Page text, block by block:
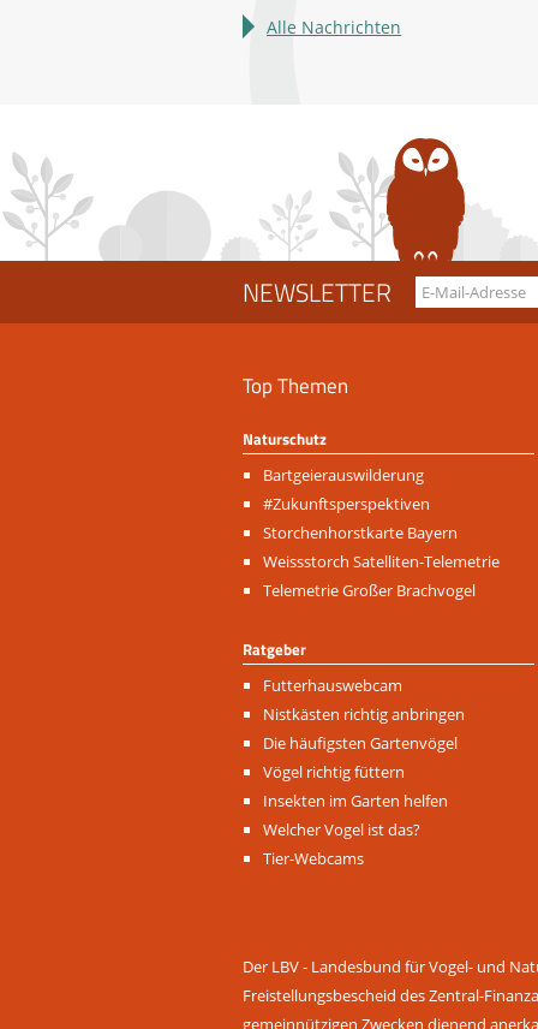
Alle Nachrichten
NEWSLETTER
Top Themen
Naturschutz
Navigation
überspringen
Bartgeierauswilderung
#Zukunftsperspektiven
Storchenhorstkarte Bayern
Weissstorch Satelliten-Telemetrie
Telemetrie Großer Brachvogel
Ratgeber
Navigation
überspringen
Futterhauswebcam
Nistkästen richtig anbringen
Die häufigsten Gartenvögel
Vögel richtig füttern
Insekten im Garten helfen
Welcher Vogel ist das?
Tier-Webcams
Der LBV - Landesbund für Vogel- und
Freistellungsbescheid des Zentral-
gemeinnützigen Zwecken dienend